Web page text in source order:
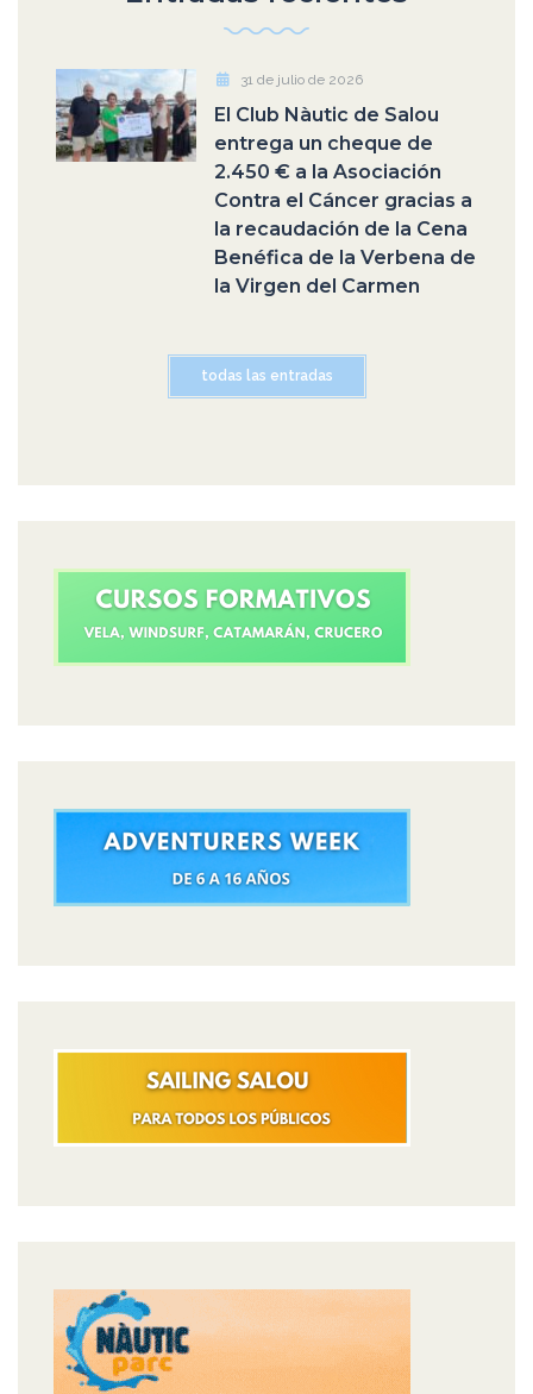
31 de julio de 2026
El Club Nàutic de Salou
entrega un cheque de
2.450 € a la Asociación
Contra el Cáncer gracias a
la recaudación de la Cena
Benéfica de la Verbena de
la Virgen del Carmen
todas las entradas